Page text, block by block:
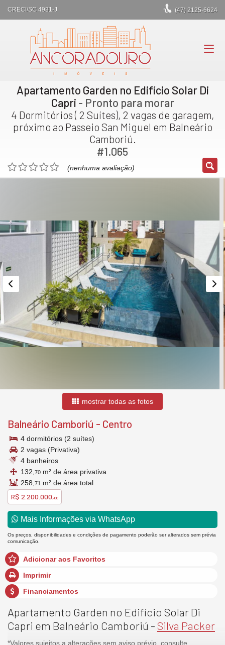
CRECI/SC 4931-J (47) 2125-6624
Apartamento Garden no Edifício Solar Di
Capri - Pronto para morar
4 Dormitórios ( 2 Suítes), 2 vagas de garagem,
próximo ao Passeio San Miguel em Balneário
Camboriú.
#1.065
(nenhuma avaliação)
mostrar todas as fotos
Balneário Camboriú - Centro
4 dormitórios (2 suítes)
2 vagas (Privativa)
4 banheiros
132, 70 m² de área privativa
258, 71 m² de área total
R$ 2.200.000,00
Mais Informações via WhatsApp
Os preços, disponibilidades e condições de pagamento poderão ser alterados sem prévia
comunicação.
Adicionar aos Favoritos
Imprimir
Financiamentos
Apartamento Garden no Edifício Solar Di
Capri em Balneário Camboriú -Silva Packer
*Valores sujeitos a alterações sem aviso prévio, consulte